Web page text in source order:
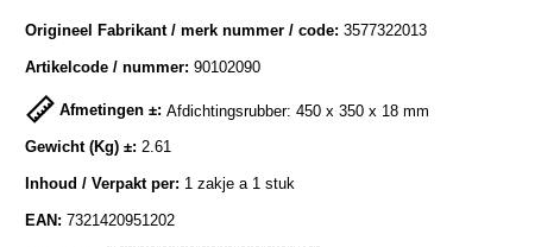
Origineel Fabrikant / merk nummer / code: 3577322013
Artikelcode / nummer: 90102090
Afmetingen ±: Afdichtingsrubber: 450 x 350 x 18 mm
Gewicht (Kg) ±: 2.61
Inhoud / Verpakt per: 1 zakje a 1 stuk
EAN: 7321420951202